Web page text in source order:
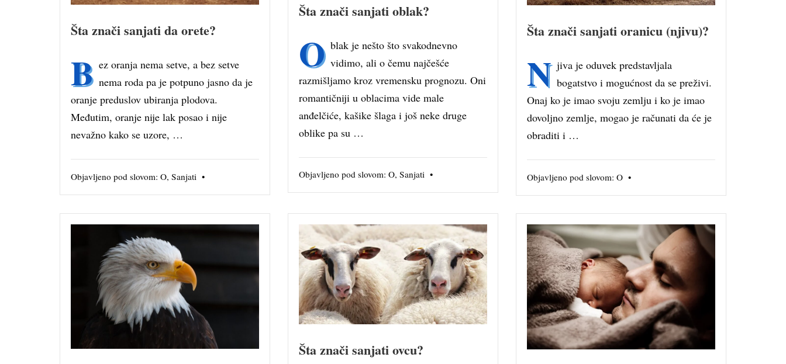
Šta znači sanjati da orete?
B ez oranja nema setve, a bez setve
nema roda pa je potpuno jasno da je
oranje preduslov ubiranja plodova.
Međutim, oranje nije lak posao i nije
nevažno kako se uzore, …
Objavljeno pod slovom: O, Sanjati •
Šta znači sanjati oblak?
O blak je nešto što svakodnevno
vidimo, ali o čemu najčešće
razmišljamo kroz vremensku prognozu. Oni
romantičniji u oblacima vide male
anđelčiće, kašike šlaga i još neke druge
oblike pa su …
Objavljeno pod slovom: O, Sanjati•
Šta znači sanjati oranicu (njivu)?
N jiva je oduvek predstavljala
bogatstvo i mogućnost da se preživi.
Onaj ko je imao svoju zemlju i ko je imao
dovoljno zemlje, mogao je računati da će je
obraditi i …
Objavljeno pod slovom: O•
Šta znači sanjati ovcu?